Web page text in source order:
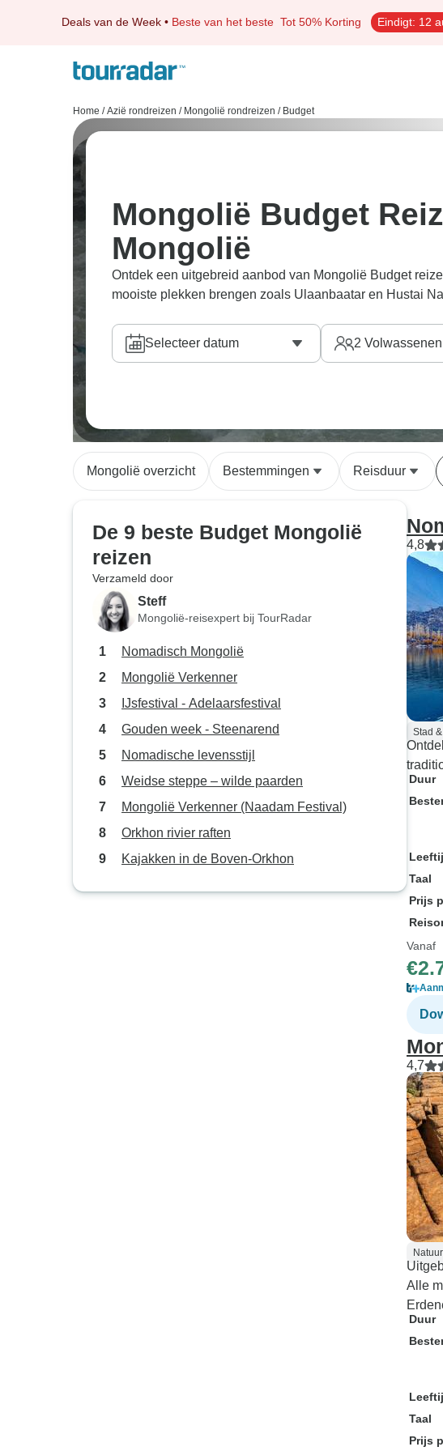
Deals van de Week • Beste van het beste Tot 50% Korting Eindigt: 12
Home / Azië rondreizen / Mongolië rondreizen / Budget
Mongolië Budget
Mongolië
Ontdek een uitgebreid aanbod van Mongolië Budget
mooiste plekken brengen zoals Ulaanbaatar en Hustai
Selecteer datum 2 Volwassenen
Mongolië overzicht Bestemmingen Reisduur
De 9 beste Budget Mongolië
reizen
Verzameld door
Steff
Mongolië-reisexpert bij TourRadar
Nomadisch Mongolië
Mongolië Verkenner
IJsfestival - Adelaarsfestival
Gouden week - Steenarend
Nomadische levensstijl
Weidse steppe – wilde paarden
Mongolië Verkenner (Naadam Festival)
Orkhon rivier raften
Kajakken in de Boven-Orkhon
4,8
Stad
Duur
Taal
Prijs
Vanaf
4,7
Alle
Duur
Taal
Prijs